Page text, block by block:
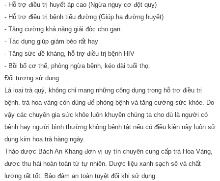
- Hỗ trợ điều trị huyết áp cao (Ngừa nguy cơ đột quỵ)
- Hỗ trợ điều trị bệnh tiểu đường (Giúp hạ đường huyết)
- Tăng cường khả năng giải độc cho gan
- Tác dụng giúp giảm béo rất hay
- Tăng sức đề kháng, hỗ trợ điều trị bệnh HIV
- Bồi bổ cơ thể, phòng ngừa bệnh, kéo dài tuổi thọ.
Đối tượng sử dụng
Là loại trà quý, không chỉ mang những công dụng trong hỗ trợ điều trị
bệnh, trà hoa vàng còn dùng để phòng bệnh và tăng cường sức khỏe. Do
vậy các chuyên gia sức khỏe luôn khuyên chúng ta cho dù là người có
bệnh hay người bình thường không bệnh tật nếu có điều kiện nãy luôn sử
dụng kim hoa trà hàng ngày.
Thảo dược Bách An Khang đơn vị uy tín chuyên cung cấp trà Hoa Vàng,
được thu hái hoàn toàn từ tự nhiên. Dược liệu xanh sạch sẽ và chất
lượng rất tốt. Bảo đảm an toàn tuyệt đối khi sử dụng.